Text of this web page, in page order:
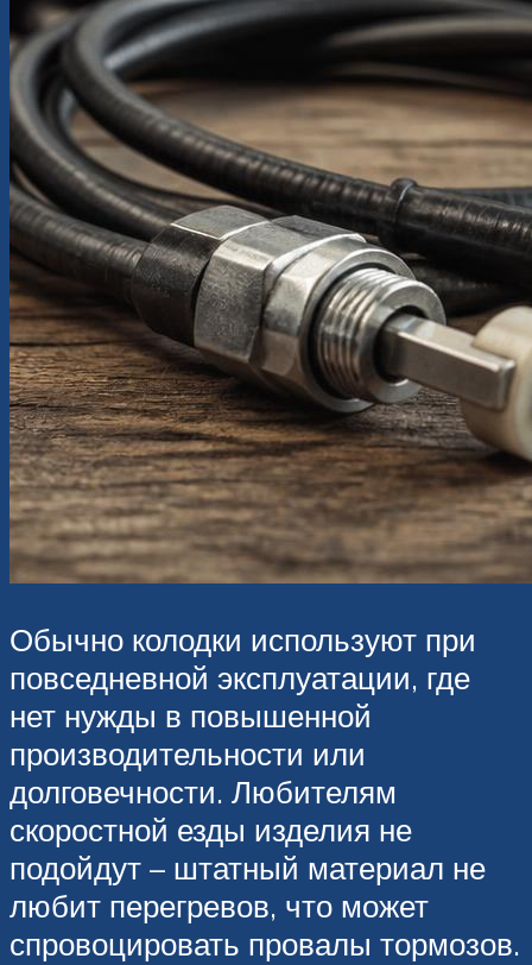
Обычно колодки используют при
повседневной эксплуатации, где
нет нужды в повышенной
производительности или
долговечности. Любителям
скоростной езды изделия не
подойдут – штатный материал не
любит перегревов, что может
спровоцировать провалы тормозов.